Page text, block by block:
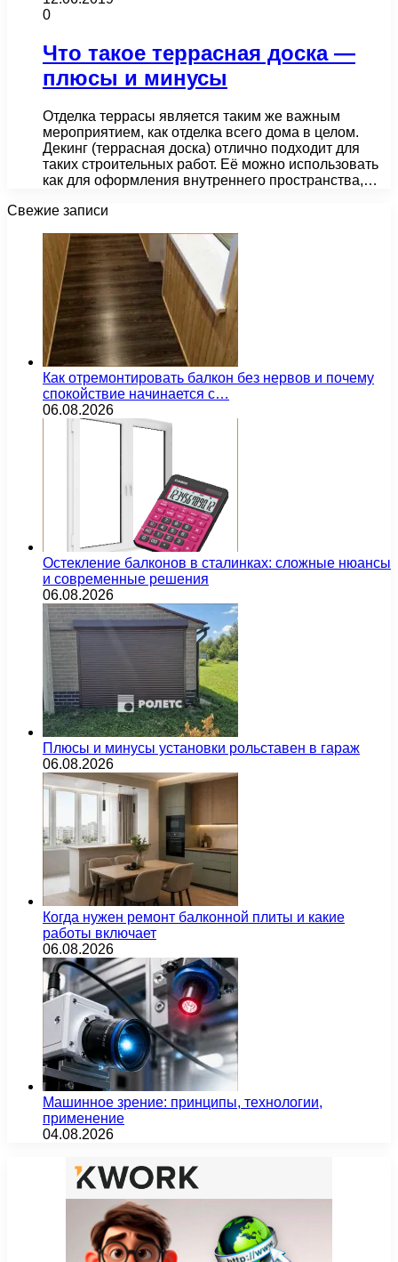
0
Что такое террасная доска —
плюсы и минусы
Отделка террасы является таким же важным
мероприятием, как отделка всего дома в целом.
Декинг (террасная доска) отлично подходит для
таких строительных работ. Её можно использовать
как для оформления внутреннего пространства,…
Свежие записи
Как отремонтировать балкон без нервов и почему
спокойствие начинается с…
06.08.2026
Остекление балконов в сталинках: сложные нюансы
и современные решения
06.08.2026
Плюсы и минусы установки рольставен в гараж
06.08.2026
Когда нужен ремонт балконной плиты и какие
работы включает
06.08.2026
Машинное зрение: принципы, технологии,
применение
04.08.2026